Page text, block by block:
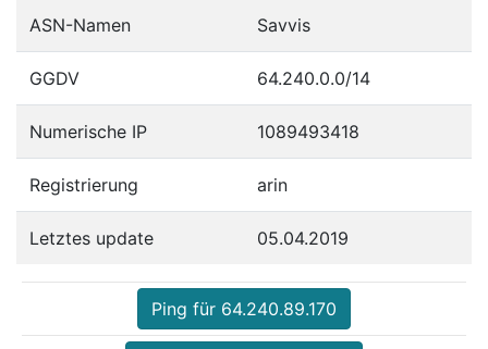
ASN-Namen Savvis
GGDV 64.240.0.0/14
Numerische IP 1089493418
Registrierung arin
Letztes update 05.04.2019
Ping für 64.240.89.170